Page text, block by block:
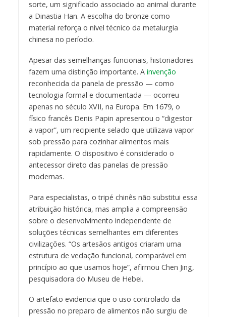
sorte, um significado associado ao animal durante
a Dinastia Han. A escolha do bronze como
material reforça o nível técnico da metalurgia
chinesa no período.
Apesar das semelhanças funcionais, historiadores
fazem uma distinção importante. Ainvenção
reconhecida da panela de pressão — como
tecnologia formal e documentada — ocorreu
apenas no século XVII, na Europa. Em 1679, o
físico francês Denis Papin apresentou o “digestor
a vapor”, um recipiente selado que utilizava vapor
sob pressão para cozinhar alimentos mais
rapidamente. O dispositivo é considerado o
antecessor direto das panelas de pressão
modernas.
Para especialistas, o tripé chinês não substitui essa
atribuição histórica, mas amplia a compreensão
sobre o desenvolvimento independente de
soluções técnicas semelhantes em diferentes
civilizações. “Os artesãos antigos criaram uma
estrutura de vedação funcional, comparável em
princípio ao que usamos hoje”, afirmou Chen Jing,
pesquisadora do Museu de Hebei.
O artefato evidencia que o uso controlado da
pressão no preparo de alimentos não surgiu de